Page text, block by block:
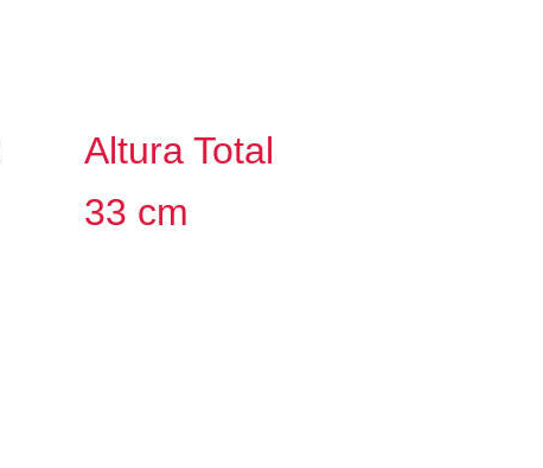
Altura Total
33 cm